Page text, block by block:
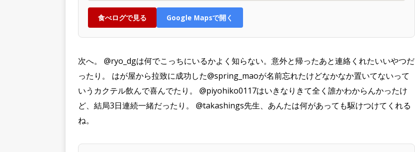
食べログで見る Google Mapsで開く
次へ。 @ryo_dgは何でこっちにいるかよく知らない。意外と帰ったあと連絡くれたいいやつだ
ったり。 はが屋から拉致に成功した@spring_maoが名前忘れたけどなかなか置いてないって
いうカクテル飲んで喜んでたり。 @piyohiko0117はいきなりきて全く誰かわからんかったけ
ど、結局3日連続一緒だったり。 @takashings先生、あんたは何があっても駆けつけてくれる
ね。